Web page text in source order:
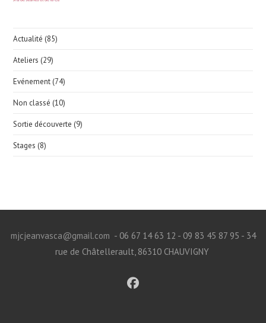
Actualité (85)
Ateliers (29)
Evénement (74)
Non classé (10)
Sortie découverte (9)
Stages (8)
mjcjeanvasca@gmail.com - 06 67 14 63 12 - 09 83 45 87 95 - 34
rue de Châtellerault, 86310 CHAUVIGNY